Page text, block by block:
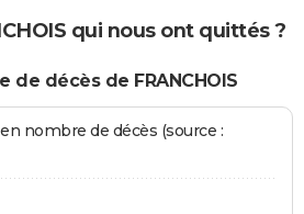
qui nous ont quittés ?
de décès de FRANCHOIS
nombre de décès (source :